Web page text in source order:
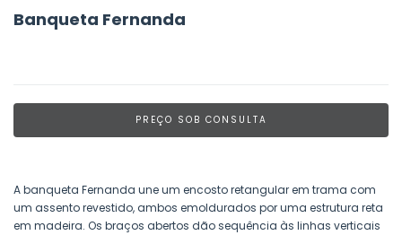
Banqueta Fernanda
A banqueta Fernanda une um encosto retangular em trama com
um assento revestido, ambos emoldurados por uma estrutura reta
em madeira. Os braços abertos dão sequência às linhas verticais